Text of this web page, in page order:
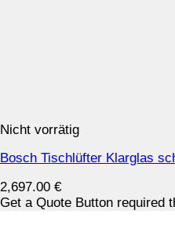
Nicht vorrätig
Bosch Tischlüfter Klarglas
2,697.00 €
Get a Quote Button required